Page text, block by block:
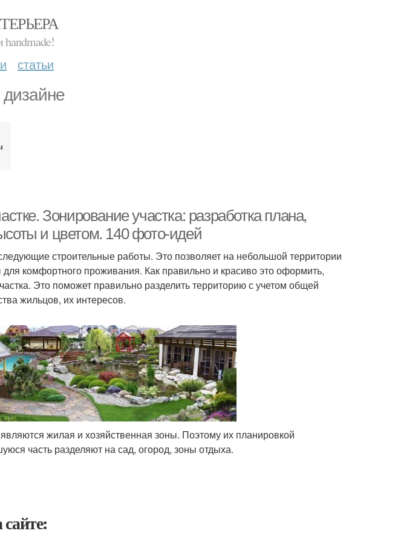
handmade!
статьи
Зонирование участка: разработка плана,
и цветом. 140 фото-идей
строительные работы. Это позволяет на небольшой территории
комфортного проживания. Как правильно и красиво это оформить,
Это поможет правильно разделить территорию с учетом общей
жильцов, их интересов.
жилая и хозяйственная зоны. Поэтому их планировкой
часть разделяют на сад, огород, зоны отдыха.